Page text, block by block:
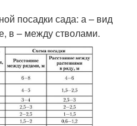
посадки сада: а – вид
в – между стволами.